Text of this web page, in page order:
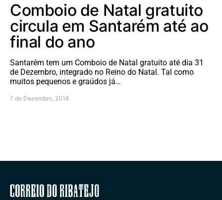
Comboio de Natal gratuito
circula em Santarém até ao
final do ano
Santarém tem um Comboio de Natal gratuito até dia 31
de Dezembro, integrado no Reino do Natal. Tal como
muitos pequenos e graúdos já…
7 de Dezembro, 2018
Correio do Ribatejo